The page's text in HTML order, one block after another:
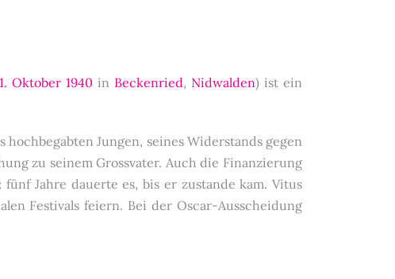
1. Oktober 1940 in Beckenried, Nidwalden) ist ein
Jungen, seines Widerstands gegen
zu seinem Grossvater. Auch die Finanzierung
Jahre dauerte es, bis er zustande kam. Vitus
Festivals feiern. Bei der Oscar-Ausscheidung